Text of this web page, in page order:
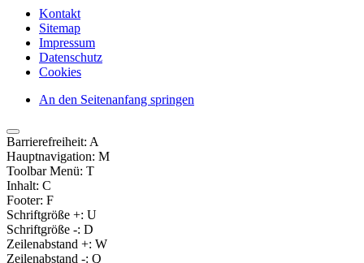
Kontakt
Sitemap
Impressum
Datenschutz
Cookies
An den Seitenanfang springen
Barrierefreiheit: A
Hauptnavigation: M
Toolbar Menü: T
Inhalt: C
Footer: F
Schriftgröße +: U
Schriftgröße -: D
Zeilenabstand +: W
Zeilenabstand -: Q